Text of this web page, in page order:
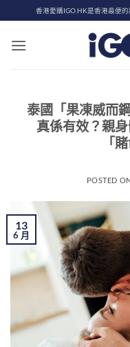
to
content
香港愛購IGO.HK是香港最便
泰國「果凍威而
真係有效？親
「
POSTED
13
6 月